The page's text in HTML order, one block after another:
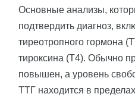
Основные анализы,
подтвердить диагноз,
тиреотропного гормона
тироксина (Т4). Обычно
повышен, а уровень
ТТГ находится в